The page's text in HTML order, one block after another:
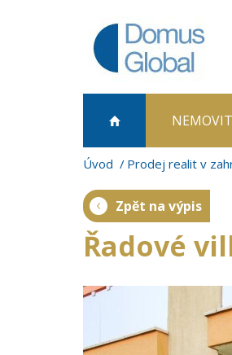
Úvod Prodej realit v
Zpět na výpis
Řadové